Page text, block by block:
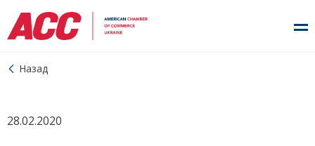
Назад
28.02.2020